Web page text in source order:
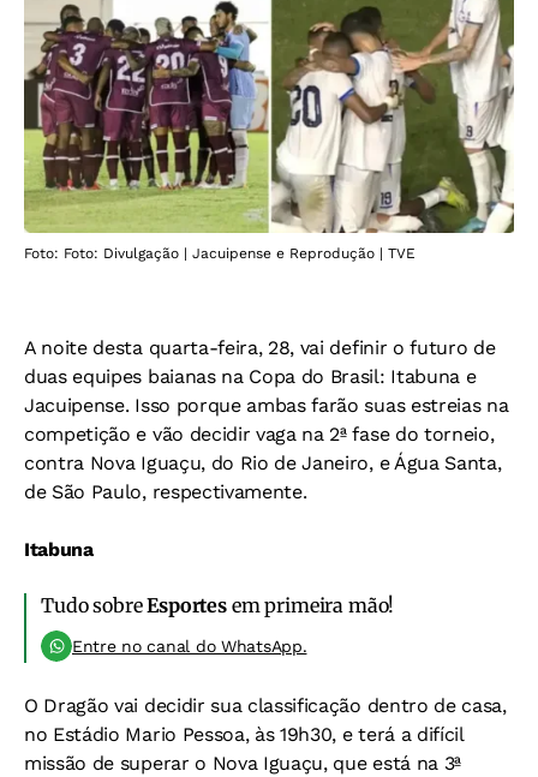
Foto: Foto: Divulgação | Jacuipense e Reprodução | TVE
A noite desta quarta-feira, 28, vai definir o futuro de
duas equipes baianas na Copa do Brasil: Itabuna e
Jacuipense. Isso porque ambas farão suas estreias na
competição e vão decidir vaga na 2ª fase do torneio,
contra Nova Iguaçu, do Rio de Janeiro, e Água Santa,
de São Paulo, respectivamente.
Itabuna
Tudo sobreEsportesem primeira mão!
Entre no canal do WhatsApp.
O Dragão vai decidir sua classificação dentro de casa,
no Estádio Mario Pessoa, às 19h30, e terá a difícil
missão de superar o Nova Iguaçu, que está na 3ª